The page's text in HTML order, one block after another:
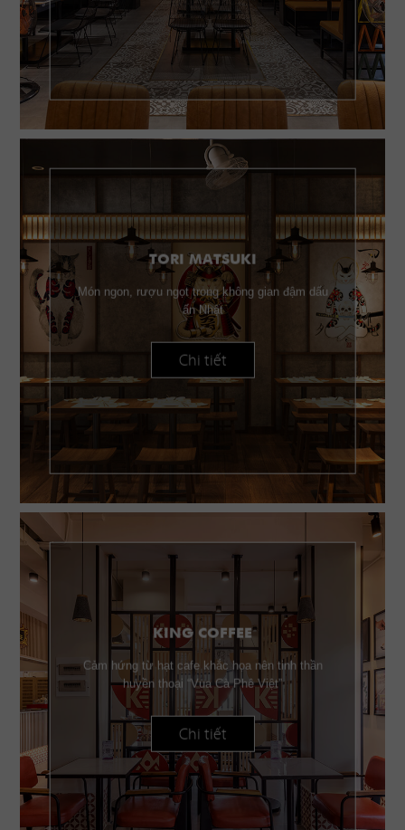
TORI MATSUKI
Món ngon, rượu ngọt trong không gian đậm dấu
ấn Nhật
Chi tiết
KING COFFEE
Cảm hứng từ hạt cafe khắc họa nên tinh thần
huyền thoại “Vua Cà Phê Việt”
Chi tiết